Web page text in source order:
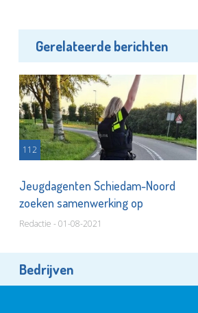
Gerelateerde berichten
112
Jeugdagenten Schiedam-Noord
zoeken samenwerking op
Redactie - 01-08-2021
Bedrijven